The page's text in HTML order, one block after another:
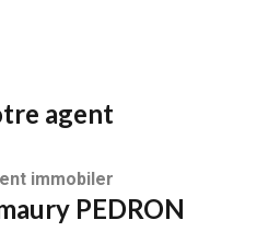
agent
immobiler
PEDRON